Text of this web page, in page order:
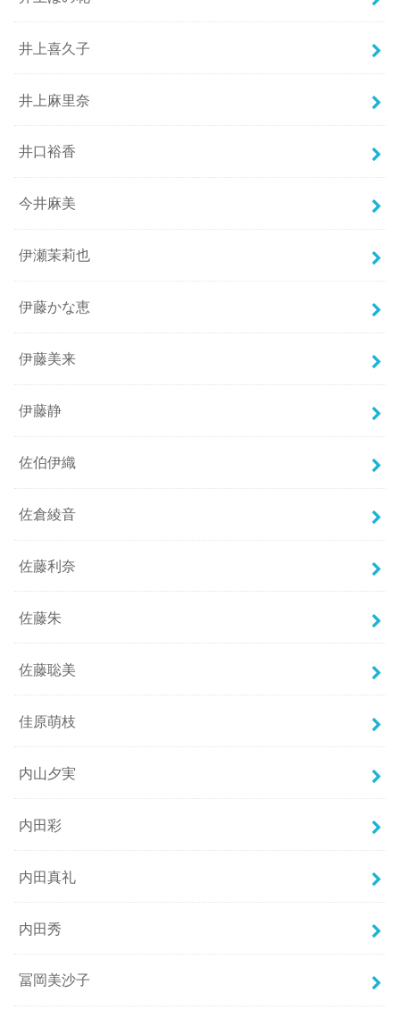
井上喜久子
井上麻里奈
井口裕香
今井麻美
伊瀬茉莉也
伊藤かな恵
伊藤美来
伊藤静
佐伯伊織
佐倉綾音
佐藤利奈
佐藤朱
佐藤聡美
佳原萌枝
内山夕実
内田彩
内田真礼
内田秀
冨岡美沙子